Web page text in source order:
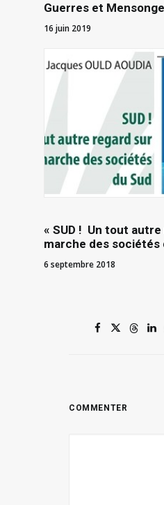
Guerres et
16 juin 2019
« SUD ! Un tout
marche des sociétés
6 septembre 2018